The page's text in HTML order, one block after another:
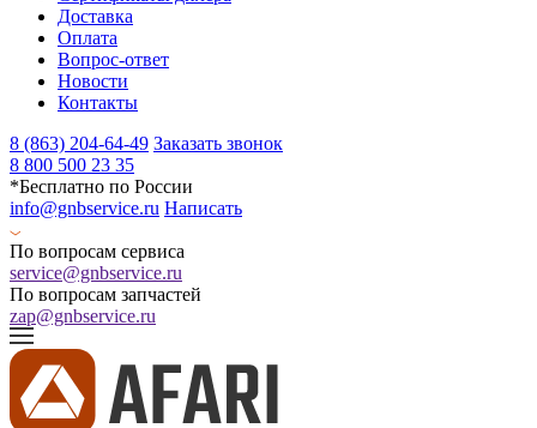
Доставка
Оплата
Вопрос-ответ
Новости
Контакты
8 (863) 204-64-49 Заказать звонок
8 800 500 23 35
*Бесплатно по России
info@gnbservice.ru Написать
По вопросам сервиса
service@gnbservice.ru
По вопросам запчастей
zap@gnbservice.ru